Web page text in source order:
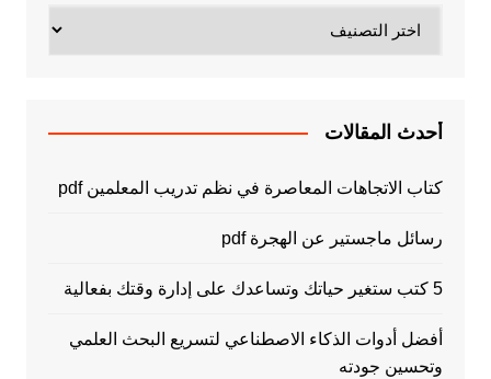
أحدث المقالات
كتاب الاتجاهات المعاصرة في نظم تدريب المعلمين pdf
رسائل ماجستير عن الهجرة pdf
5 كتب ستغير حياتك وتساعدك على إدارة وقتك بفعالية
أفضل أدوات الذكاء الاصطناعي لتسريع البحث العلمي
وتحسين جودته